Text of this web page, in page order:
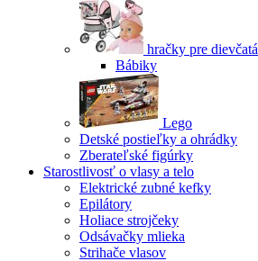
hračky pre dievčatá
Bábiky
Lego
Detské postieľky a ohrádky
Zberateľské figúrky
Starostlivosť o vlasy a telo
Elektrické zubné kefky
Epilátory
Holiace strojčeky
Odsávačky mlieka
Strihače vlasov